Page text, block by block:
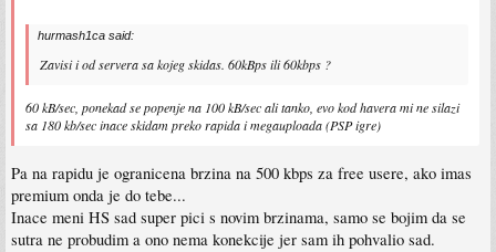
hurmash1ca said:
Zavisi i od servera sa kojeg skidas. 60kBps ili 60kbps ?
60 kB/sec, ponekad se popenje na 100 kB/sec ali tanko, evo kod havera mi ne silazi
sa 180 kb/sec inace skidam preko rapida i megauploada (PSP igre)
Pa na rapidu je ogranicena brzina na 500 kbps za free usere, ako imas
premium onda je do tebe...
Inace meni HS sad super pici s novim brzinama, samo se bojim da se
sutra ne probudim a ono nema konekcije jer sam ih pohvalio sad.